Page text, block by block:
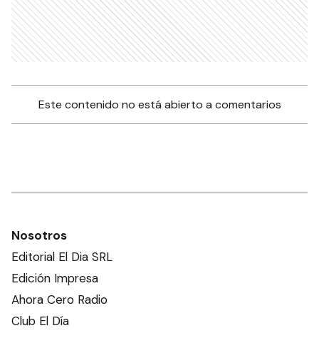
Este contenido no está abierto a comentarios
Nosotros
Editorial El Dia SRL
Edición Impresa
Ahora Cero Radio
Club El Día